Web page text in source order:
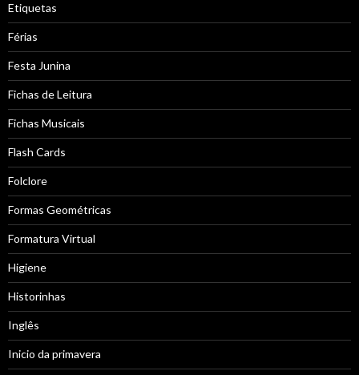
Etiquetas
Férias
Festa Junina
Fichas de Leitura
Fichas Musicais
Flash Cards
Folclore
Formas Geométricas
Formatura Virtual
Higiene
Historinhas
Inglês
Inicio da primavera